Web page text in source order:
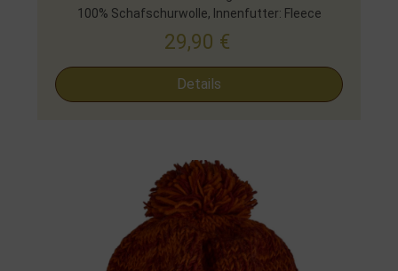
100% Schafschurwolle, Innenfutter: Fleece
29,90 €
Details